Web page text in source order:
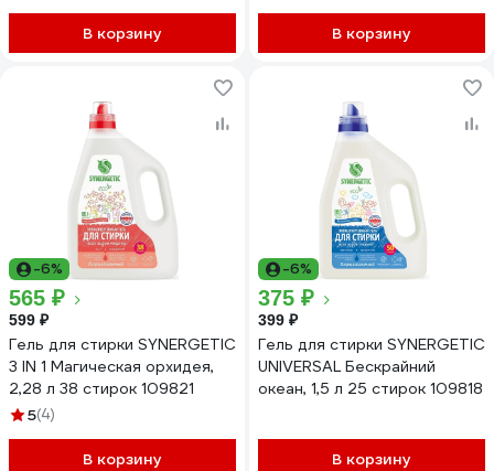
В корзину В корзину
-6%
565 ₽
599 ₽
Гель для стирки SYNERGETIC
3 IN 1 Магическая орхидея,
2,28 л 38 стирок 109821
5(4)
В корзину
-6%
375 ₽
399 ₽
Гель для стирки SYNERGETIC
UNIVERSAL Бескрайний
океан, 1,5 л 25 стирок 109818
В корзину